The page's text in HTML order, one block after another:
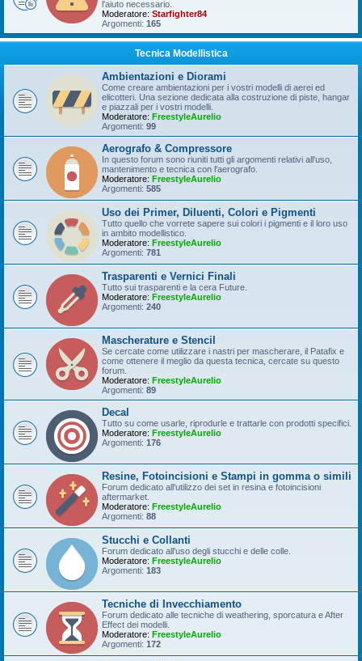
l'aiuto necessario.
Moderatore: Starfighter84
Argomenti: 165
Tecnica Modellistica
Ambientazioni e Diorami
Come creare ambientazioni per i vostri modelli di aerei ed
elicotteri. Una sezione dedicata alla costruzione di piste, hangar
e piazzali per i vostri modelli.
Moderatore: FreestyleAurelio
Argomenti: 99
Aerografo & Compressore
In questo forum sono riuniti tutti gli argomenti relativi all'uso,
mantenimento e tecnica con l'aerografo.
Moderatore: FreestyleAurelio
Argomenti: 585
Uso dei Primer, Diluenti, Colori e Pigmenti
Tutto quello che vorrete sapere sui colori i pigmenti e il loro uso
in ambito modellistico.
Moderatore: FreestyleAurelio
Argomenti: 781
Trasparenti e Vernici Finali
Tutto sui trasparenti e la cera Future.
Moderatore: FreestyleAurelio
Argomenti: 240
Mascherature e Stencil
Se cercate come utilizzare i nastri per mascherare, il Patafix e
come ottenere il meglio da questa tecnica, cercate su questo
forum.
Moderatore: FreestyleAurelio
Argomenti: 89
Decal
Tutto su come usarle, riprodurle e trattarle con prodotti specifici.
Moderatore: FreestyleAurelio
Argomenti: 176
Resine, Fotoincisioni e Stampi in gomma o simili
Forum dedicato all'utilizzo dei set in resina e fotoincisioni
aftermarket.
Moderatore: FreestyleAurelio
Argomenti: 88
Stucchi e Collanti
Forum dedicato all'uso degli stucchi e delle colle.
Moderatore: FreestyleAurelio
Argomenti: 183
Tecniche di Invecchiamento
Forum dedicato alle tecniche di weathering, sporcatura e After
Effect dei modelli.
Moderatore: FreestyleAurelio
Argomenti: 172